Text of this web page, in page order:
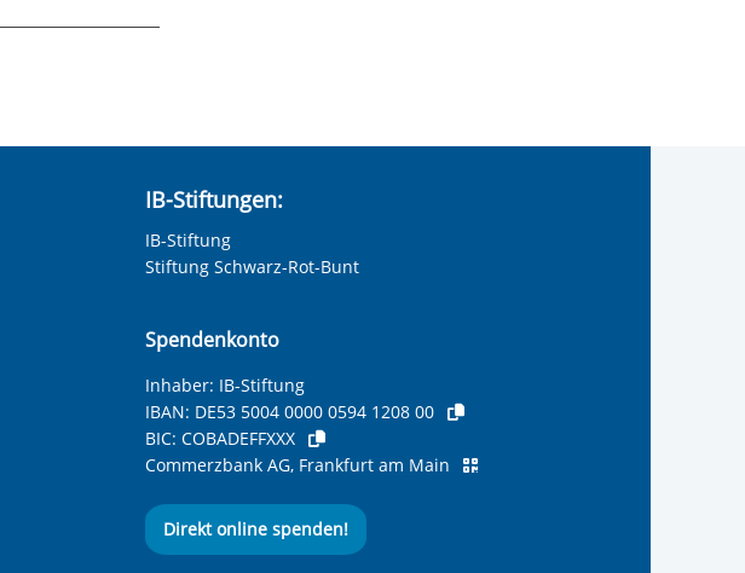
IB-Stiftungen:
IB-Stiftung
Stiftung Schwarz-Rot-Bunt
Spendenkonto
Inhaber: IB-Stiftung
IBAN: DE53 5004 0000 0594 1208 00
BIC: COBADEFFXXX
Commerzbank AG, Frankfurt am Main
Direkt online spenden!